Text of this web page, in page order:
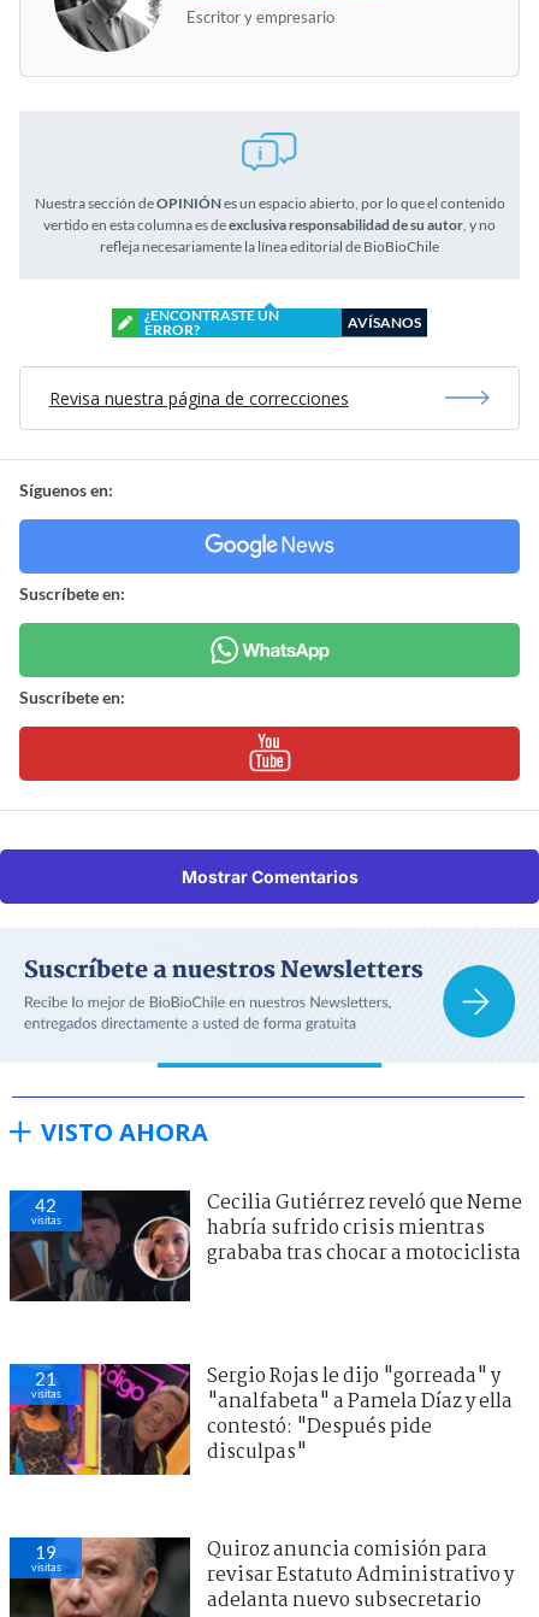
Escritor y empresario
Nuestra sección deOPINIÓNes un espacio abierto, por lo que el contenido
vertido en esta columna es deexclusiva responsabilidad de su autor , y no
refleja necesariamente la línea editorial de BioBioChile
¿ENCONTRASTE UN
ERROR?
AVÍSANOS
Revisa nuestra página de correcciones
Síguenos en:
Suscríbete en:
Suscríbete en:
Mostrar Comentarios
VISTO AHORA
42
visitas
Cecilia Gutiérrez reveló que Neme
habría sufrido crisis mientras
grababa tras chocar a motociclista
21
visitas
Sergio Rojas le dijo "gorreada" y
"analfabeta" a Pamela Díaz y ella
contestó: "Después pide
disculpas"
19
visitas
Quiroz anuncia comisión para
revisar Estatuto Administrativo y
adelanta nuevo subsecretario